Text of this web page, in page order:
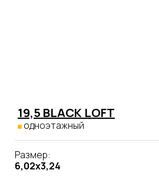
19,5 BLACK LOFT
одноэтажный
Размер:
6,02х3,24